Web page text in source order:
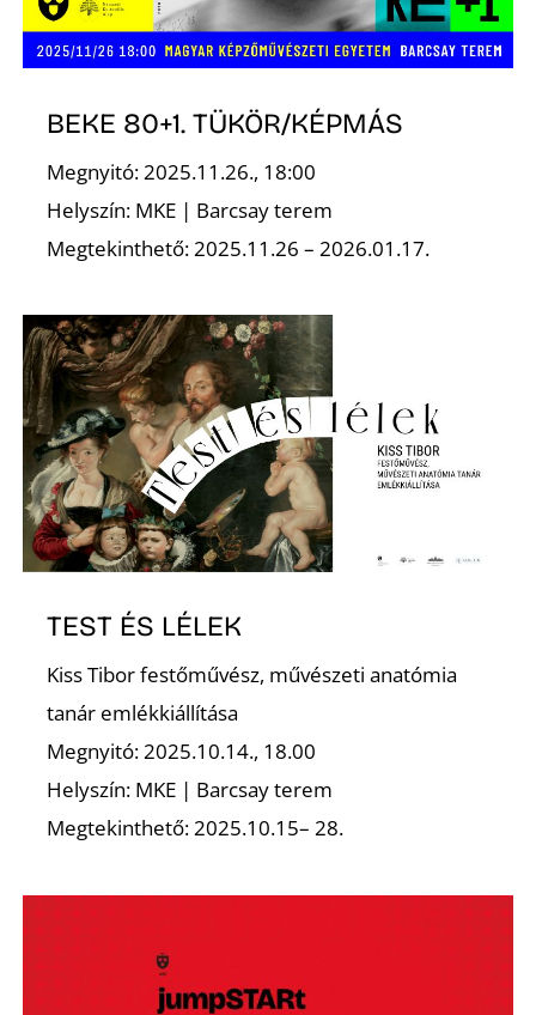
BEKE 80+1. TÜKÖR/KÉPMÁS
Megnyitó: 2025.11.26., 18:00
Helyszín: MKE | Barcsay terem
Megtekinthető: 2025.11.26 – 2026.01.17.
TEST ÉS LÉLEK
Kiss Tibor festőművész, művészeti anatómia
tanár emlékkiállítása
Megnyitó: 2025.10.14., 18.00
Helyszín: MKE | Barcsay terem
Megtekinthető: 2025.10.15– 28.